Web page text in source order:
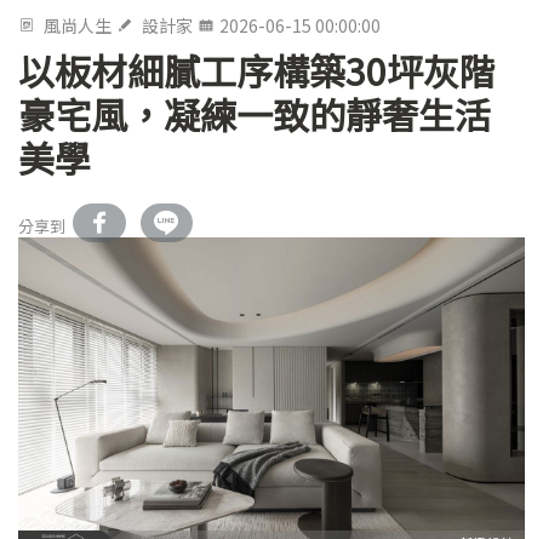
風尚人生 設計家 2026-06-15 00:00:00
以板材細膩工序構築30坪灰階
豪宅風，凝練一致的靜奢生活
美學
分享到